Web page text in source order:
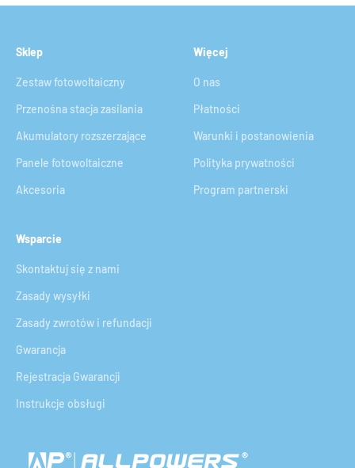
Sklep
Zestaw fotowoltaiczny
Przenośna stacja zasilania
Akumulatory rozszerzające
Panele fotowoltaiczne
Akcesoria
Więcej
O nas
Płatności
Warunki i postanowienia
Polityka prywatności
Program partnerski
Wsparcie
Skontaktuj się z nami
Zasady wysyłki
Zasady zwrotów i refundacji
Gwarancja
Rejestracja Gwarancji
Instrukcje obsługi